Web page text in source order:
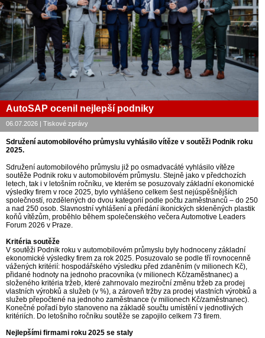
AutoSAP ocenil nejlepší podniky
06.07.2026 | Tiskové zprávy
Sdružení automobilového průmyslu vyhlásilo vítěze v soutěži Podnik roku
2025.
Sdružení automobilového průmyslu již po osmadvacáté vyhlásilo vítěze
soutěže Podnik roku v automobilovém průmyslu. Stejně jako v předchozích
letech, tak i v letošním ročníku, ve kterém se posuzovaly základní ekonomické
výsledky firem v roce 2025, bylo vyhlášeno celkem šest nejúspěšnějších
společností, rozdělených do dvou kategorií podle počtu zaměstnanců – do 250
a nad 250 osob. Slavnostní vyhlášení a předání ikonických skleněných plastik
koňů vítězům, proběhlo během společenského večera Automotive Leaders
Forum 2026 v Praze.
Kritéria soutěže
V soutěži Podnik roku v automobilovém průmyslu byly hodnoceny základní
ekonomické výsledky firem za rok 2025. Posuzovalo se podle tří rovnocenně
vážených kritérií: hospodářského výsledku před zdaněním (v milionech Kč),
přidané hodnoty na jednoho pracovníka (v milionech Kč/zaměstnanec) a
složeného kritéria tržeb, které zahrnovalo meziroční změnu tržeb za prodej
vlastních výrobků a služeb (v %), a zároveň tržby za prodej vlastních výrobků a
služeb přepočtené na jednoho zaměstnance (v milionech Kč/zaměstnanec).
Konečné pořadí bylo stanoveno na základě součtu umístění v jednotlivých
kritériích. Do letošního ročníku soutěže se zapojilo celkem 73 firem.
Nejlepšími firmami roku 2025 se staly